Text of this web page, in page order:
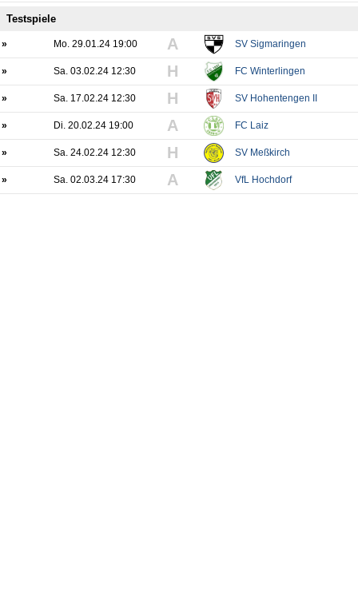
Testspiele
» Mo. 29.01.24 19:00 A SV Sigmaringen
» Sa. 03.02.24 12:30 H FC Winterlingen
» Sa. 17.02.24 12:30 H SV Hohentengen II
» Di. 20.02.24 19:00 A FC Laiz
» Sa. 24.02.24 12:30 H SV Meßkirch
» Sa. 02.03.24 17:30 A VfL Hochdorf